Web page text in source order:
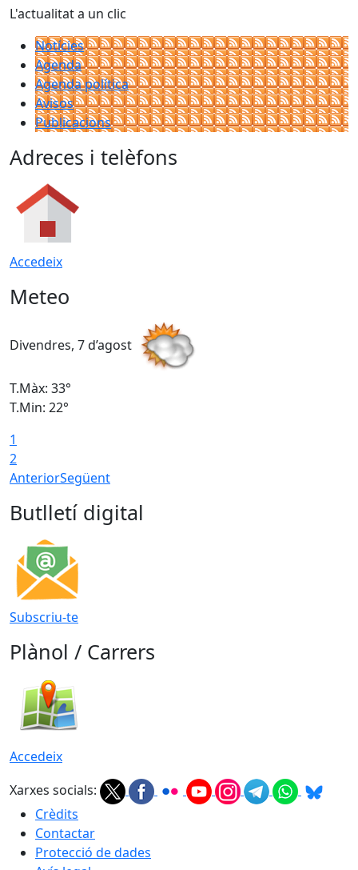
L'actualitat a un clic
Notícies
Agenda
Agenda política
Avisos
Publicacions
Adreces i telèfons
Accedeix
Meteo
Divendres, 7 d’agost
T.Màx: 33°
T.Min: 22°
1
2
AnteriorSegüent
Butlletí digital
Subscriu-te
Plànol / Carrers
Accedeix
Xarxes socials:
Crèdits
Contactar
Protecció de dades